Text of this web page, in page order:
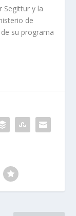
Segittur y la
de
su programa